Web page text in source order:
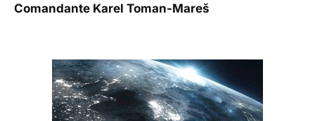
Comandante Karel Toman-Mareš